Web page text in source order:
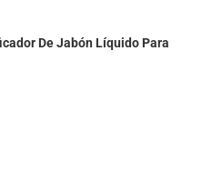
De Jabón Líquido Para